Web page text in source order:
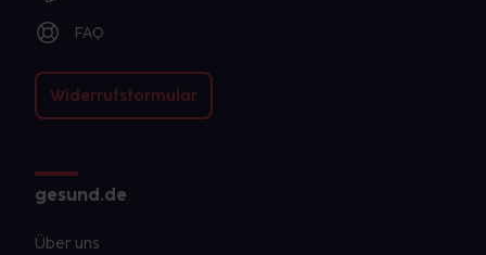
FAQ
Widerrufsformular
gesund.de
Über uns